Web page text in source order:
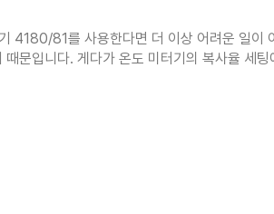
4180/81를 사용한다면 더 이상 어려운 일이
문입니다. 게다가 온도 미터기의 복사율 세